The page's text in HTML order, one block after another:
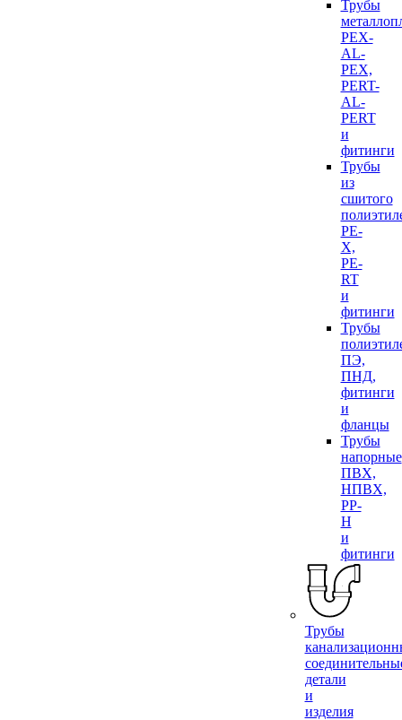
Трубы
PEX-
AL-
PEX,
PERT-
AL-
PERT
и
фитинги
Трубы
из
сшитого
PE-
X,
PE-
RT
и
фитинги
Трубы
ПЭ,
ПНД,
фитинги
и
фланцы
Трубы
напорные
ПВХ,
НПВХ,
PP-
H
и
фитинги
Трубы
детали
и
изделия